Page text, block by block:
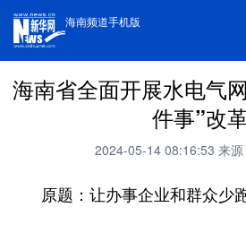
海南频道手机版
海南省全面开展水电气
件事”改
2024-05-14 08:16:53 来
原题：让办事企业和群众少